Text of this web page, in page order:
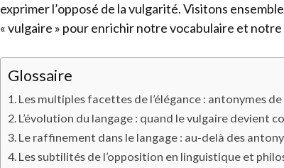
exprimer l’opposé de la vulgarité. Visitons
« vulgaire » pour enrichir notre vocabulaire et
Glossaire
Les multiples facettes de l’élégance : antonymes
L’évolution du langage : quand le vulgaire devient
Le raffinement dans le langage : au-delà des
Les subtilités de l’opposition en linguistique et